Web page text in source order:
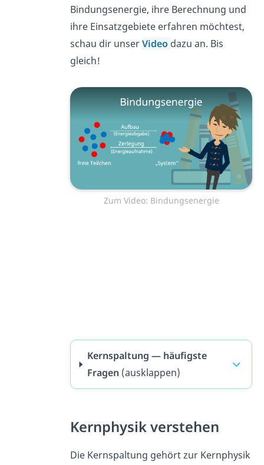
Bindungsenergie, ihre Berechnung und
ihre Einsatzgebiete erfahren möchtest,
schau dir unserVideo dazu an. Bis
gleich!
Zum Video: Bindungsenergie
Kernspaltung — häufigste
Fragen (ausklappen)
Kernphysik verstehen
Die Kernspaltung gehört zur Kernphysik